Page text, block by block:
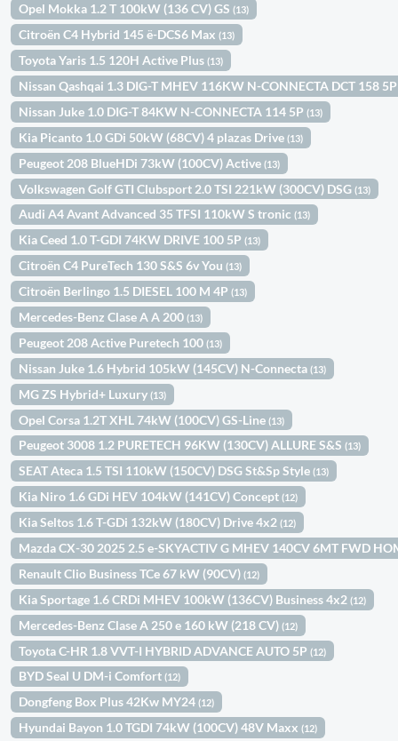
Opel Mokka 1.2 T 100kW (136 CV) GS(13)
Citroën C4 Hybrid 145 ë-DCS6 Max(13)
Toyota Yaris 1.5 120H Active Plus(13)
Nissan Qashqai 1.3 DIG-T MHEV 116KW N-CONNECTA DCT 158
Nissan Juke 1.0 DIG-T 84KW N-CONNECTA 114 5P(13)
Kia Picanto 1.0 GDi 50kW (68CV) 4 plazas Drive(13)
Peugeot 208 BlueHDi 73kW (100CV) Active(13)
Volkswagen Golf GTI Clubsport 2.0 TSI 221kW (300CV) DSG(13)
Audi A4 Avant Advanced 35 TFSI 110kW S tronic(13)
Kia Ceed 1.0 T-GDI 74KW DRIVE 100 5P(13)
Citroën C4 PureTech 130 S&S 6v You(13)
Citroën Berlingo 1.5 DIESEL 100 M 4P(13)
Mercedes-Benz Clase A A 200(13)
Peugeot 208 Active Puretech 100(13)
Nissan Juke 1.6 Hybrid 105kW (145CV) N-Connecta(13)
MG ZS Hybrid+ Luxury(13)
Opel Corsa 1.2T XHL 74kW (100CV) GS-Line(13)
Peugeot 3008 1.2 PURETECH 96KW (130CV) ALLURE S&S(13)
SEAT Ateca 1.5 TSI 110kW (150CV) DSG St&Sp Style(13)
Kia Niro 1.6 GDi HEV 104kW (141CV) Concept(12)
Kia Seltos 1.6 T-GDi 132kW (180CV) Drive 4x2(12)
Mazda CX-30 2025 2.5 e-SKYACTIV G MHEV 140CV 6MT FWD
Renault Clio Business TCe 67 kW (90CV)(12)
Kia Sportage 1.6 CRDi MHEV 100kW (136CV) Business 4x2(12)
Mercedes-Benz Clase A 250 e 160 kW (218 CV)(12)
Toyota C-HR 1.8 VVT-I HYBRID ADVANCE AUTO 5P(12)
BYD Seal U DM-i Comfort(12)
Dongfeng Box Plus 42Kw MY24(12)
Hyundai Bayon 1.0 TGDI 74kW (100CV) 48V Maxx(12)